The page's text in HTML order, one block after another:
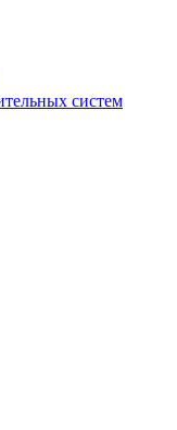
систем